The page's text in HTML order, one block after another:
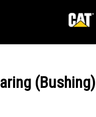
(Bushing)